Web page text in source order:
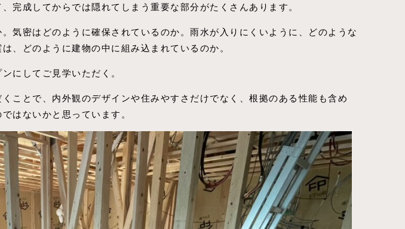
完成してからでは隠れてしまう重要な部分がたくさんあります。
気密はどのように確保されているのか。雨水が入りにくいように、どのような
、どのように建物の中に組み込まれているのか。
にしてご見学いただく。
ことで、内外観のデザインや住みやすさだけでなく、根拠のある性能も含め
はないかと思っています。